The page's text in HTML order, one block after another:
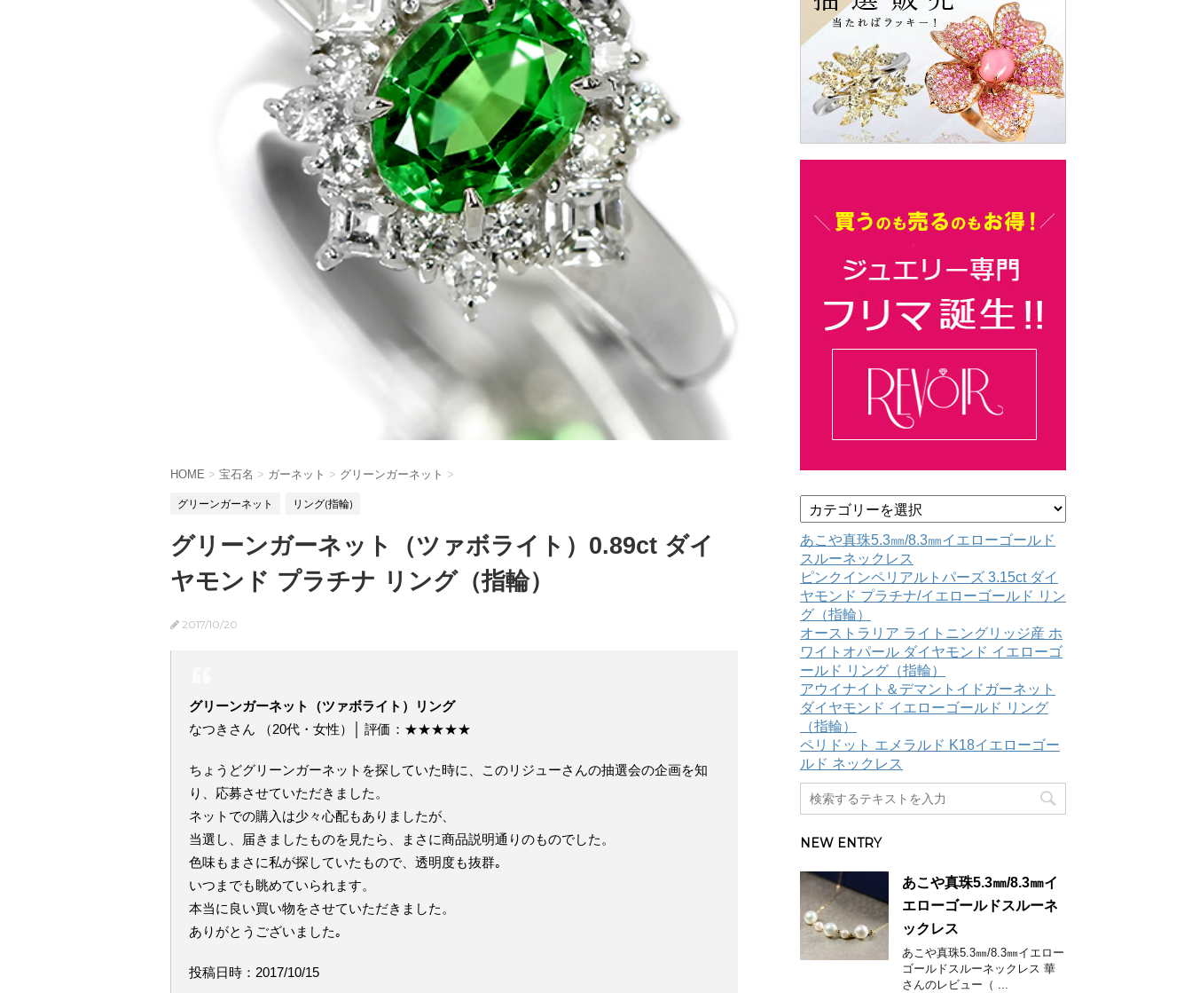
HOME > 宝石名 > ガーネット > グリーンガーネット >
グリーンガーネット リング(指輪)
グリーンガーネット（ツァボライト）0.89ct ダイ
ヤモンド プラチナ リング（指輪）
2017/10/20
グリーンガーネット（ツァボライト）リング
なつきさん （20代・女性）│ 評価：★★★★★
ちょうどグリーンガーネットを探していた時に、このリジューさんの抽選会の企画を知
り、応募させていただきました。
ネットでの購入は少々心配もありましたが、
当選し、届きましたものを見たら、まさに商品説明通りのものでした。
色味もまさに私が探していたもので、透明度も抜群｡
いつまでも眺めていられます。
本当に良い買い物をさせていただきました。
ありがとうございました｡
投稿日時：2017/10/15
テ
ゴ
リ
ー
あこや真珠5.3㎜/8.3㎜イエローゴールド
スルーネックレス
ピンクインペリアルトパーズ 3.15ct ダイ
ヤモンド プラチナ/イエローゴールド リン
グ（指輪）
オーストラリア ライトニングリッジ産 ホ
ワイトオパール ダイヤモンド イエローゴ
ールド リング（指輪）
アウイナイト＆デマントイドガーネット
ダイヤモンド イエローゴールド リング
（指輪）
ペリドット エメラルド K18イエローゴー
ルド ネックレス
NEW ENTRY
あこや真珠5.3㎜/8.3㎜イ
エローゴールドスルーネ
ックレス
あこや真珠5.3㎜/8.3㎜イエロー
ゴールドスルーネックレス 華
さんのレビュー（ ...